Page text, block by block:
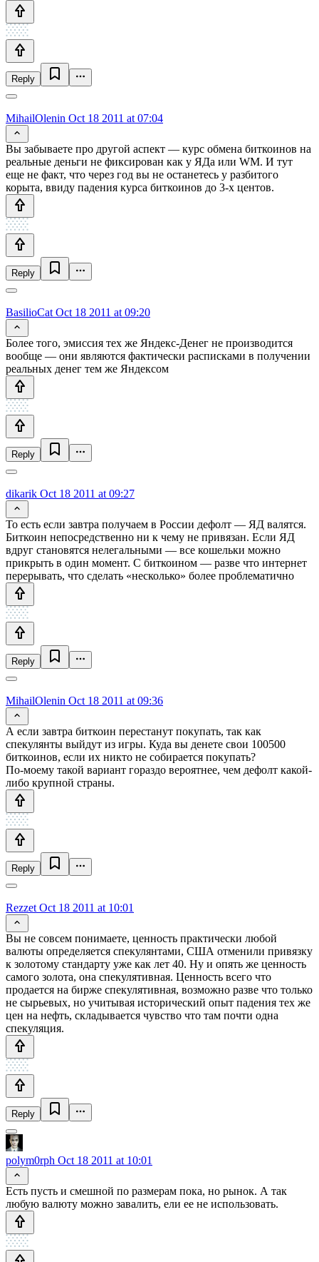
Reply
MihailOlenin Oct 18 2011 at 07:04
Вы забываете про другой аспект — курс обмена биткоинов на
реальные деньги не фиксирован как у ЯДа или WM. И тут
еще не факт, что через год вы не останетесь у разбитого
корыта, ввиду падения курса биткоинов до 3-х центов.
Reply
BasilioCat Oct 18 2011 at 09:20
Более того, эмиссия тех же Яндекс-Денег не производится
вообще — они являются фактически расписками в получении
реальных денег тем же Яндексом
Reply
dikarik Oct 18 2011 at 09:27
То есть если завтра получаем в России дефолт — ЯД валятся.
Биткоин непосредственно ни к чему не привязан. Если ЯД
вдруг становятся нелегальными — все кошельки можно
прикрыть в один момент. С биткоином — разве что интернет
перерывать, что сделать «несколько» более проблематично
Reply
MihailOlenin Oct 18 2011 at 09:36
А если завтра биткоин перестанут покупать, так как
спекулянты выйдут из игры. Куда вы денете свои 100500
биткоинов, если их никто не собирается покупать?
По-моему такой вариант гораздо вероятнее, чем дефолт какой-
либо крупной страны.
Reply
Rezzet Oct 18 2011 at 10:01
Вы не совсем понимаете, ценность практически любой
валюты определяется спекулянтами, США отменили привязку
к золотому стандарту уже как лет 40. Ну и опять же ценность
самого золота, она спекулятивная. Ценность всего что
продается на бирже спекулятивная, возможно разве что только
не сырьевых, но учитывая исторический опыт падения тех же
цен на нефть, складывается чувство что там почти одна
спекуляция.
Reply
polym0rph Oct 18 2011 at 10:01
Есть пусть и смешной по размерам пока, но рынок. А так
любую валюту можно завалить, ели ее не использовать.